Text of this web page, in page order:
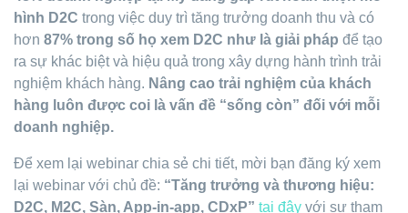
hình D2C trong việc duy trì tăng trưởng doanh thu và có
hơn 87% trong số họ xem D2C như là giải pháp để tạo
ra sự khác biệt và hiệu quả trong xây dựng hành trình trải
nghiệm khách hàng. Nâng cao trải nghiệm của khách
hàng luôn được coi là vấn đề “sống còn” đối với mỗi
doanh nghiệp.
Để xem lại webinar chia sẻ chi tiết, mời bạn đăng ký xem
lại webinar với chủ đề: “Tăng trưởng và thương hiệu:
D2C, M2C, Sàn, App-in-app, CDxP” tại đây với sự tham